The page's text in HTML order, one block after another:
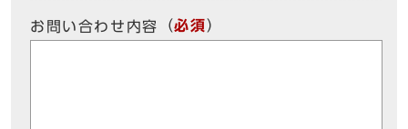
お問い合わせ内容 （必須）